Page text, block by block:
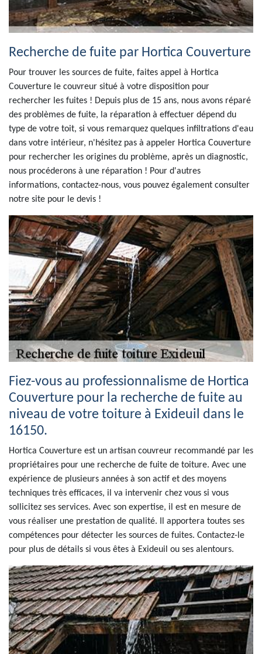
Recherche de fuite par Hortica Couverture
Pour trouver les sources de fuite, faites appel à Hortica
Couverture le couvreur situé à votre disposition pour
rechercher les fuites ! Depuis plus de 15 ans, nous avons réparé
des problèmes de fuite, la réparation à effectuer dépend du
type de votre toit, si vous remarquez quelques infiltrations d'eau
dans votre intérieur, n'hésitez pas à appeler Hortica Couverture
pour rechercher les origines du problème, après un diagnostic,
nous procéderons à une réparation ! Pour d'autres
informations, contactez-nous, vous pouvez également consulter
notre site pour le devis !
Fiez-vous au professionnalisme de Hortica
Couverture pour la recherche de fuite au
niveau de votre toiture à Exideuil dans le
16150.
Hortica Couverture est un artisan couvreur recommandé par les
propriétaires pour une recherche de fuite de toiture. Avec une
expérience de plusieurs années à son actif et des moyens
techniques très efficaces, il va intervenir chez vous si vous
sollicitez ses services. Avec son expertise, il est en mesure de
vous réaliser une prestation de qualité. Il apportera toutes ses
compétences pour détecter les sources de fuites. Contactez-le
pour plus de détails si vous êtes à Exideuil ou ses alentours.